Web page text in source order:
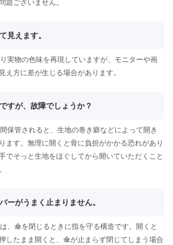
題ございません。
見えます。
実物の色味を再現していますが、モニターや画
え方に差が生じる場合があります。
すが、故障でしょうか？
保管されると、生地の巻き癖などによって開き
ます。無理に開くと骨に負担がかかる恐れがあり
でそっと生地をほぐしてから開いていただくこと
ーがうまく止まりません。
、傘を閉じるときに指を守る構造です。開くと
したまま開くと、傘が止まらず閉じてしまう場合